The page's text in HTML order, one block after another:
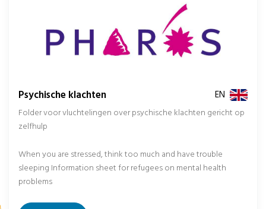
Psychische klachten EN
Folder voor vluchtelingen over psychische klachten gericht op
zelfhulp
When you are stressed, think too much and have trouble
sleeping Information sheet for refugees on mental health
problems